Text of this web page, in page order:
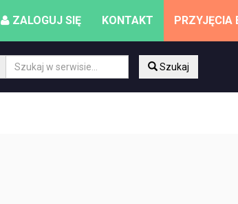
ZALOGUJ SIĘ KONTAKT PRZYJĘCIA
Szukaj